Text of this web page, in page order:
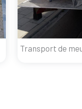
Transport de